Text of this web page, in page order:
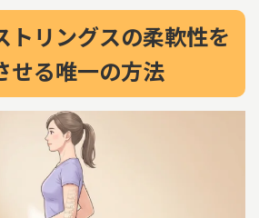
トリングスの柔軟性を
せる唯一の方法